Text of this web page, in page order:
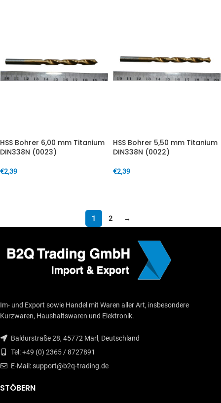
HSS Bohrer 6,00 mm Titanium
DIN338N (0023)
€2,39
HSS Bohrer 5,50 mm Titanium
DIN338N (0022)
€2,39
1 2 →
Im- und Export sowie Handel mit Waren aller Art, insbesondere
Kurzwaren, Haushaltswaren und Elektronik.
Baldurstraße 28, 45772 Marl, Deutschland
Tel: +49 (0) 2365 / 8727891
E-Mail: support@b2q-trading.de
STÖBERN